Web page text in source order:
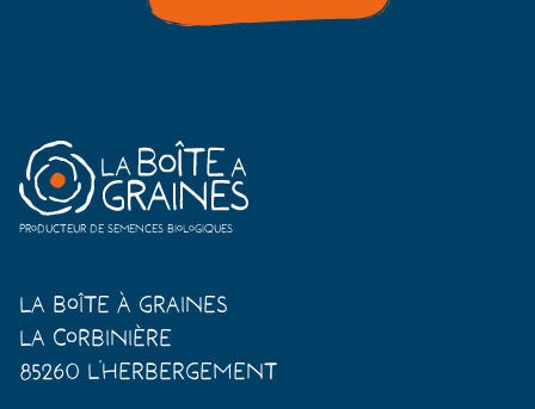
Producteur de semences biologiques
La Boîte à Graines
La Corbinière
85260 L'Herbergement